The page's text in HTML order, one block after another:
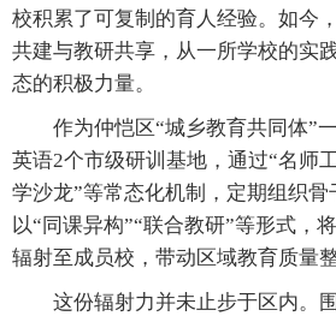
校积累了可复制的育人经验。如今
共建与教研共享，从一所学校的实
态的积极力量。
作为仲恺区“城乡教育共同体”一
英语2个市级研训基地，通过“名师
学沙龙”等常态化机制，定期组织骨
以“同课异构”“联合教研”等形式，
辐射至成员校，带动区域教育质量整
这份辐射力并未止步于区内。围